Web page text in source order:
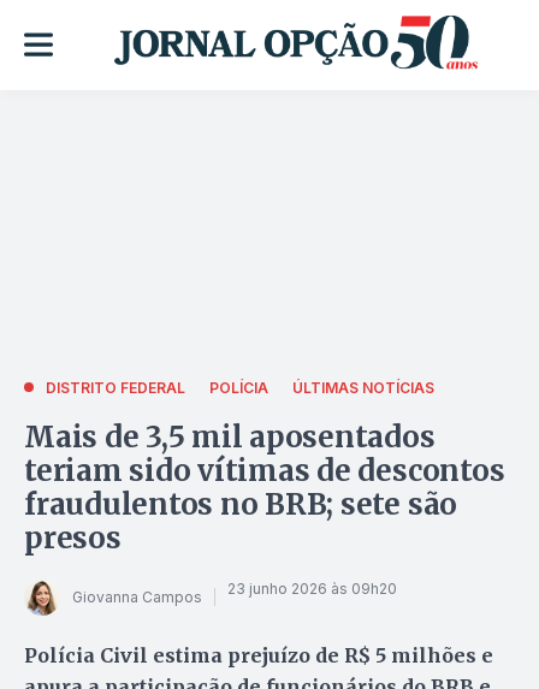
DISTRITO FEDERAL POLÍCIA ÚLTIMAS NOTÍCIAS
Mais de 3,5 mil aposentados
teriam sido vítimas de descontos
fraudulentos no BRB; sete são
presos
Giovanna Campos 23 junho 2026 às 09h20
Polícia Civil estima prejuízo de R$ 5 milhões e